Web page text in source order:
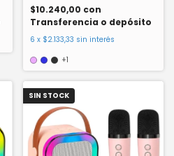
$10.240,00 con
Transferencia o depósito
6 x $2.133,33 sin interés
+1
SIN STOCK